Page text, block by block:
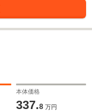
本体価格
337.8 万円